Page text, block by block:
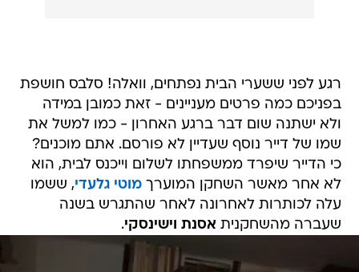
רגע לפני ששערי הבית נפתחים, וואלה! סלבס חושפת
בפניכם כמה פרטים מעניינים - זאת כמובן במידה
ולא ישתנה שום דבר ברגע האחרון - כמו למשל את
שמו של דייר נוסף שעדיין לא פורסם. אתם מוכנים?
כי הדייר שיפרד ממשפחתו לשלום וייכנס לבית, הוא
לא אחר מאשר השחקן המוערךמוטי גלעדי, ששמו
עלה לכותרות לאחרונה לאחר שהתגרש בשנה
שעברה מהשחקנית אסנת וישינסקי.